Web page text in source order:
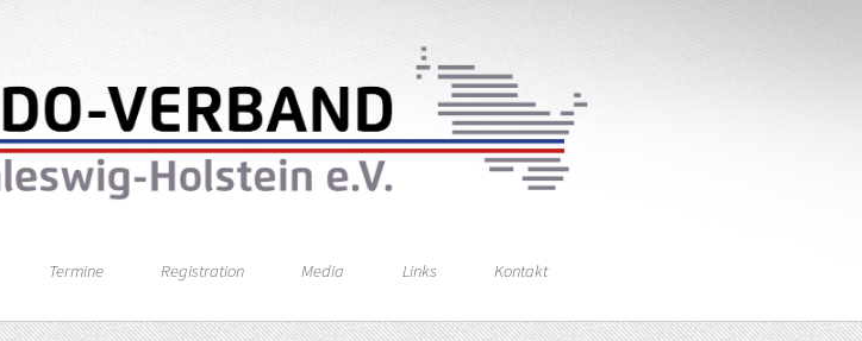
Termine Registration Media Links Kontakt